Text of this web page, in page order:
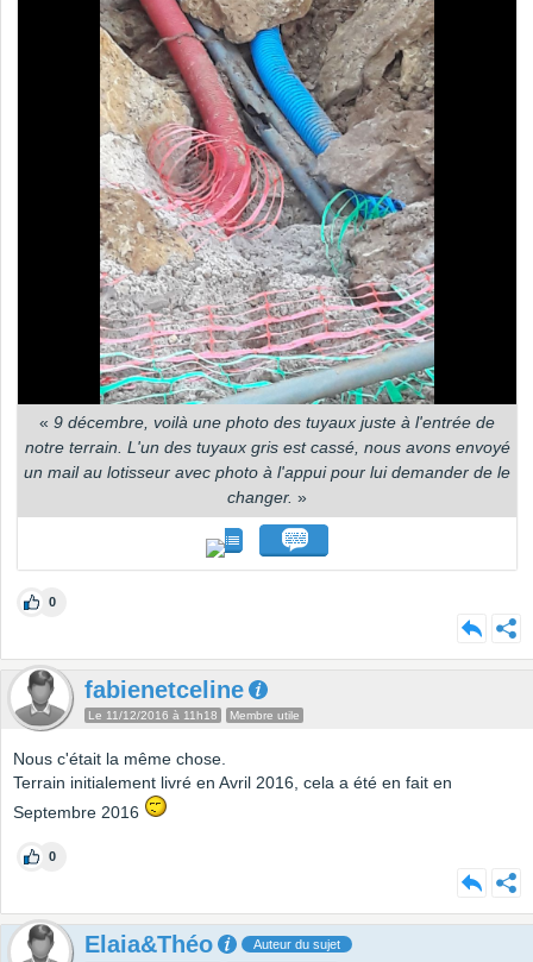
« 9 décembre, voilà une photo des tuyaux juste à l'entrée de
notre terrain. L'un des tuyaux gris est cassé, nous avons envoyé
un mail au lotisseur avec photo à l'appui pour lui demander de le
changer. »
0
fabienetceline
Le 11/12/2016 à 11h18 Membre utile
Nous c'était la même chose.
Terrain initialement livré en Avril 2016, cela a été en fait en
Septembre 2016
0
Elaia&Théo Auteur du sujet